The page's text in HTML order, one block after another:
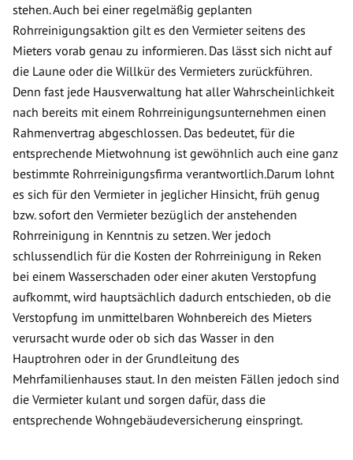
stehen. Auch bei einer regelmäßig geplanten
Rohrreinigungsaktion gilt es den Vermieter seitens des
Mieters vorab genau zu informieren. Das lässt sich nicht auf
die Laune oder die Willkür des Vermieters zurückführen.
Denn fast jede Hausverwaltung hat aller Wahrscheinlichkeit
nach bereits mit einem Rohrreinigungsunternehmen einen
Rahmenvertrag abgeschlossen. Das bedeutet, für die
entsprechende Mietwohnung ist gewöhnlich auch eine ganz
bestimmte Rohrreinigungsfirma verantwortlich.Darum lohnt
es sich für den Vermieter in jeglicher Hinsicht, früh genug
bzw. sofort den Vermieter bezüglich der anstehenden
Rohrreinigung in Kenntnis zu setzen. Wer jedoch
schlussendlich für die Kosten der Rohrreinigung in Reken
bei einem Wasserschaden oder einer akuten Verstopfung
aufkommt, wird hauptsächlich dadurch entschieden, ob die
Verstopfung im unmittelbaren Wohnbereich des Mieters
verursacht wurde oder ob sich das Wasser in den
Hauptrohren oder in der Grundleitung des
Mehrfamilienhauses staut. In den meisten Fällen jedoch sind
die Vermieter kulant und sorgen dafür, dass die
entsprechende Wohngebäudeversicherung einspringt.